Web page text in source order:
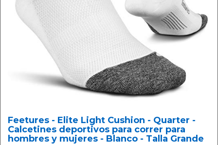
Feetures - Elite Light Cushion - Quarter -
Calcetines deportivos para correr para
hombres y mujeres - Blanco - Talla Grande